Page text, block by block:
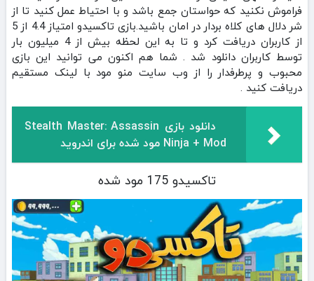
فراموش نکنید که حواستان جمع باشد و با احتیاط عمل کنید تا از
شر دلال‌ های کلاه بردار در امان باشید.بازی تاکسیدو امتیاز 4.4 از 5
از کاربران دریافت کرد و تا به این لحظه بیش از 4 میلیون بار
توسط کاربران دانلود شد . شما هم اکنون می توانید این بازی
محبوب و پرطرفدار را از وب سایت منو مود با لینک مستقیم
دریافت کنید .
دانلود بازی Stealth Master: Assassin
Ninja + Mod مود شده برای اندروید
تاکسیدو 175 مود شده